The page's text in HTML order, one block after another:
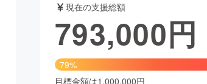
舞台・パフォーマンス
ファッション
現在の支援総額
793,000円
79%
目標金額は1,000,000円